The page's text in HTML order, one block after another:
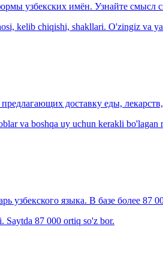
узбекских имён. Узнайте смысл
kelib chiqishi, shakllari. O'zingiz va
доставку еды,
va boshqa uy uchun kerakli bo'lagan
узбекского языка. В базе более 87
87 000 ortiq so'z bor.